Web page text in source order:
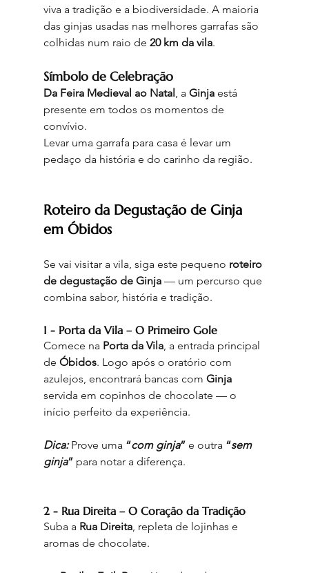
viva a tradição e a biodiversidade. A maioria
das ginjas usadas nas melhores garrafas são
colhidas num raio de 20 km da vila.
Símbolo de Celebração
Da Feira Medieval ao Natal, a Ginja está
presente em todos os momentos de
convívio.
Levar uma garrafa para casa é levar um
pedaço da história e do carinho da região.
Roteiro da Degustação de Ginja
em Óbidos
Se vai visitar a vila, siga este pequeno roteiro
de degustação de Ginja — um percurso que
combina sabor, história e tradição.
1 - Porta da Vila – O Primeiro Gole
Comece na Porta da Vila, a entrada principal
de Óbidos. Logo após o oratório com
azulejos, encontrará bancas com Ginja
servida em copinhos de chocolate — o
início perfeito da experiência.
Dica: Prove uma “com ginja” e outra “sem
ginja” para notar a diferença.
2 - Rua Direita – O Coração da Tradição
Suba a Rua Direita, repleta de lojinhas e
aromas de chocolate.